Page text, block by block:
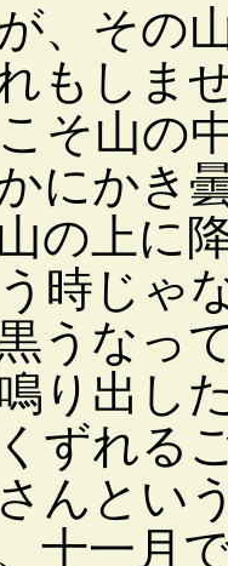
、その
もしま
そ山の
にかき
の上に
時じゃ
うなっ
り出し
ずれる
んとい
十一月